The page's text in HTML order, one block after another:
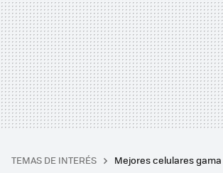
TEMAS DE INTERÉS Mejores celulares